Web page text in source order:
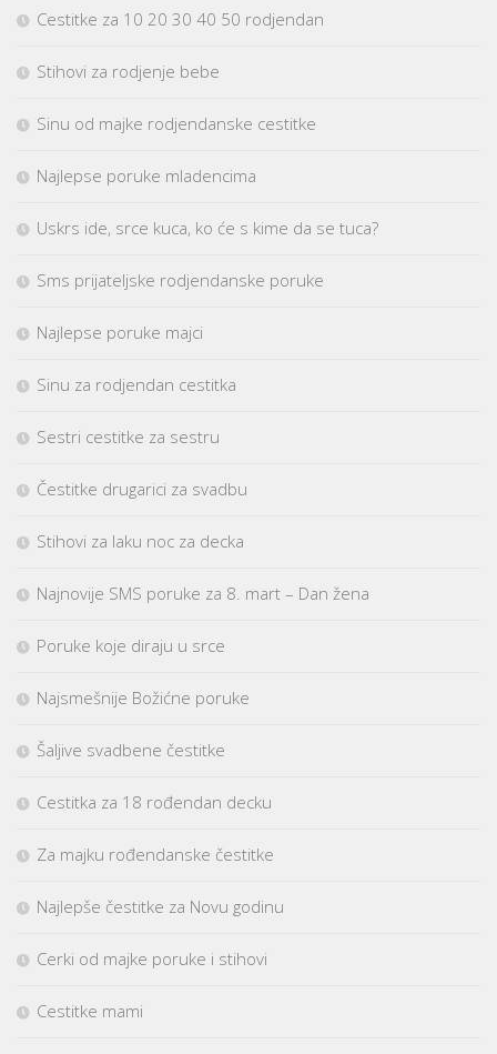
Cestitke za 10 20 30 40 50 rodjendan
Stihovi za rodjenje bebe
Sinu od majke rodjendanske cestitke
Najlepse poruke mladencima
Uskrs ide, srce kuca, ko će s kime da se tuca?
Sms prijateljske rodjendanske poruke
Najlepse poruke majci
Sinu za rodjendan cestitka
Sestri cestitke za sestru
Čestitke drugarici za svadbu
Stihovi za laku noc za decka
Najnovije SMS poruke za 8. mart – Dan žena
Poruke koje diraju u srce
Najsmešnije Božićne poruke
Šaljive svadbene čestitke
Cestitka za 18 rođendan decku
Za majku rođendanske čestitke
Najlepše čestitke za Novu godinu
Cerki od majke poruke i stihovi
Cestitke mami